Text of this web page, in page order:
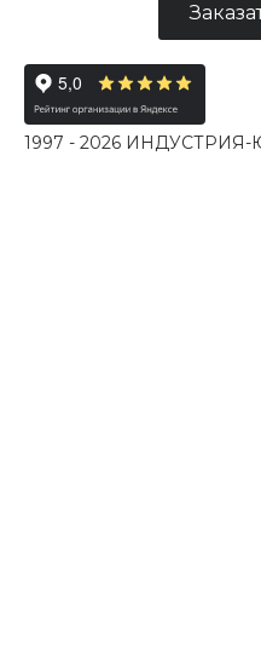
1997 - 2026 ИНДУСТРИЯ-